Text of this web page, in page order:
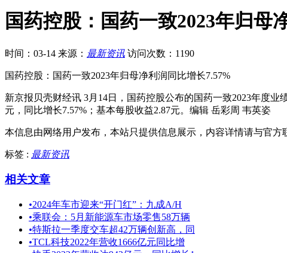
国药控股：国药一致2023年归母
时间：03-14 来源： 最新资讯 访问次数：1190
国药控股：国药一致2023年归母净利润同比增长7.57%
新京报贝壳财经讯 3月14日，国药控股公布的国药一致2023年度
元，同比增长7.57%；基本每股收益2.87元。编辑 岳彩周 韦英姿
本信息由网络用户发布， 本站只提供信息展示，内容详情请与官方
标签 : 最新资讯
相关文章
•2024年车市迎来“开门红”：九成A/H
•乘联会：5月新能源车市场零售58万辆
•特斯拉一季度交车超42万辆创新高，同
•TCL科技2022年营收1666亿元同比增